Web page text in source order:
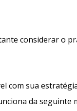
considerar o
com sua
da seguinte